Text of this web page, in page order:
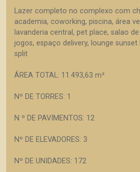
Lazer completo no complexo com
academia, coworking, piscina, área
lavanderia central, pet place, salao
jogos, espaço delivery, lounge
split
ÁREA TOTAL: 11.493,63 m²
Nº DE TORRES: 1
N º DE PAVIMENTOS: 12
Nº DE ELEVADORES: 3
Nº DE UNIDADES: 172